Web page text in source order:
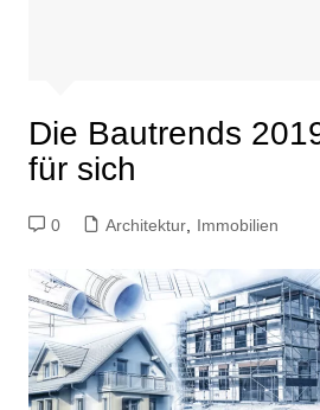
Die Bautrends
für sich
0 Architektur, Immobilien